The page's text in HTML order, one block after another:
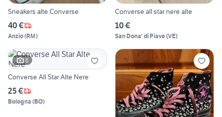
Sneakers alte Converse
40 €
Anzio(RM)
Converse all star nere alte
10 €
San Dona' di Piave(VE)
6
Converse All Star Alte Nere
25 €
Bologna (BO)